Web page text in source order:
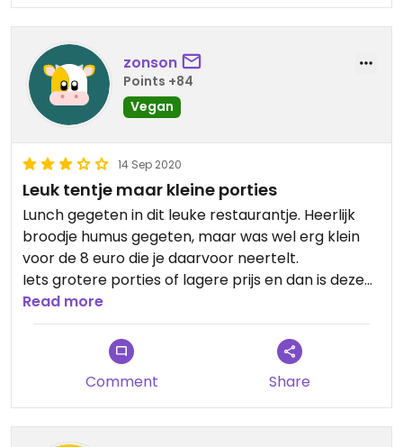
zonson
Points +84
Vegan
14 Sep 2020
Leuk tentje maar kleine porties
Lunch gegeten in dit leuke restaurantje. Heerlijk
broodje humus gegeten, maar was wel erg klein
voor de 8 euro die je daarvoor neertelt.
Iets grotere porties of lagere prijs en dan is deze
tent top!
Read more
Comment Share